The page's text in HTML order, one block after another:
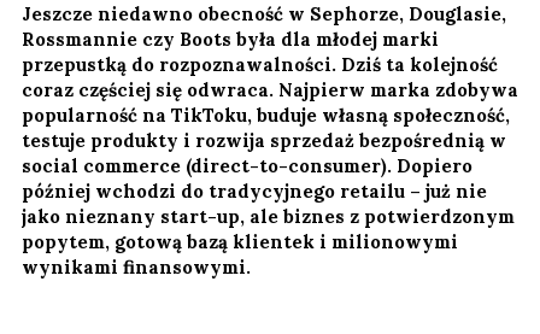
Jeszcze niedawno obecność w Sephorze, Douglasie,
Rossmannie czy Boots była dla młodej marki
przepustką do rozpoznawalności. Dziś ta kolejność
coraz częściej się odwraca. Najpierw marka zdobywa
popularność na TikToku, buduje własną społeczność,
testuje produkty i rozwija sprzedaż bezpośrednią w
social commerce (direct-to-consumer). Dopiero
później wchodzi do tradycyjnego retailu – już nie
jako nieznany start-up, ale biznes z potwierdzonym
popytem, gotową bazą klientek i milionowymi
wynikami finansowymi.